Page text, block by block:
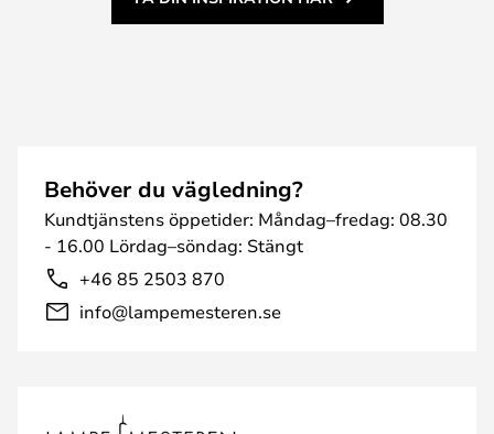
Behöver du vägledning?
Kundtjänstens öppetider: Måndag–fredag: 08.30
- 16.00 Lördag–söndag: Stängt
+46 85 2503 870
info@lampemesteren.se